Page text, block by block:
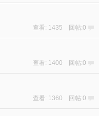
查看: 1435 回帖:0
查看: 1400 回帖:0
查看: 1360 回帖:0